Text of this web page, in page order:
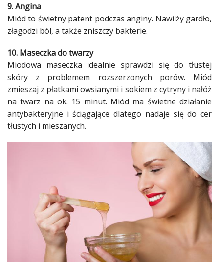
9. Angina
Miód to świetny patent podczas anginy. Nawilży gardło,
złagodzi ból, a także zniszczy bakterie.
10. Maseczkado twarzy
Miodowa maseczka idealnie sprawdzi się do tłustej
skóry z problemem rozszerzonych porów. Miód
zmieszaj z płatkami owsianymi i sokiem z cytrynyi nałóż
na twarz na ok. 15 minut. Miód ma świetne działanie
antybakteryjne i ściągające dlatego nadaje się do cer
tłustych i mieszanych.